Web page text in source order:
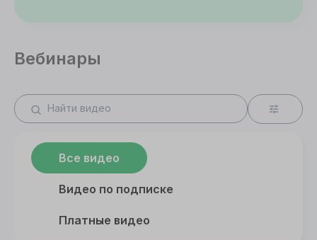
Вебинары
Все видео
Видео по подписке
Платные видео